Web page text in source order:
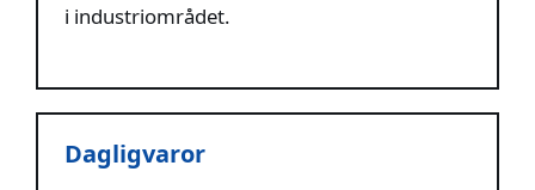
i industriområdet.
Dagligvaror